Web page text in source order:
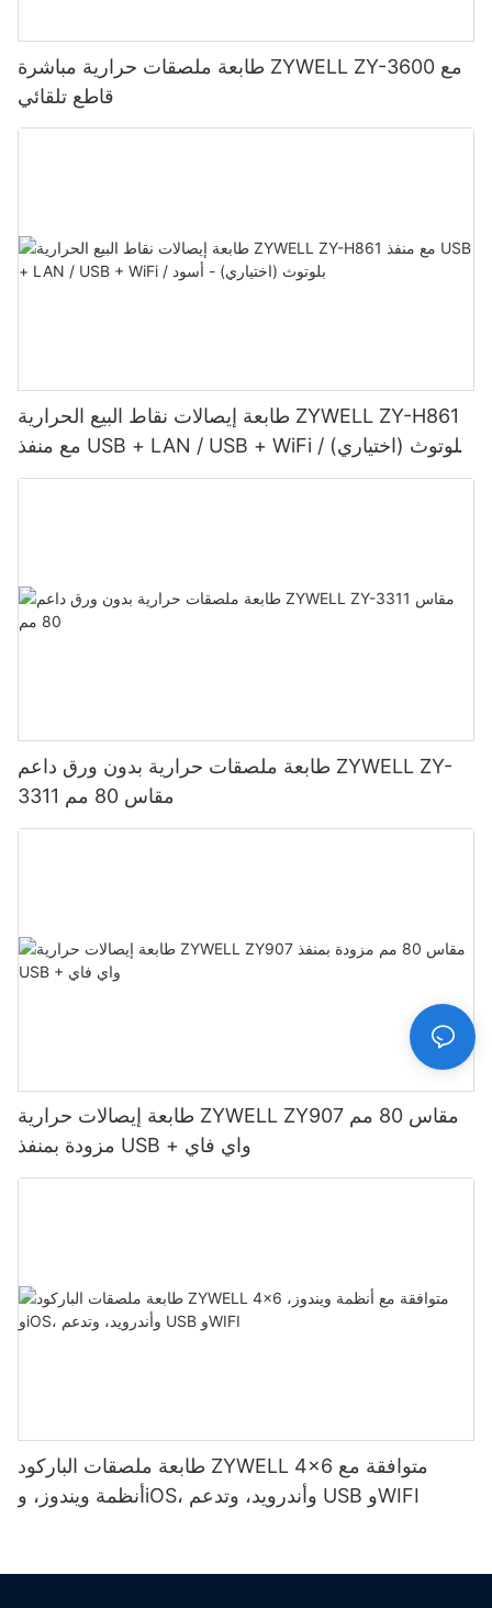
طابعة ملصقات حرارية مباشرة ZYWELL ZY-3600 مع
قاطع تلقائي
طابعة إيصالات نقاط البيع الحرارية ZYWELL ZY-H861
مع منفذ USB + LAN / USB + WiFi / بلوتوث (اختياري)
- أسود
طابعة ملصقات حرارية بدون ورق داعم ZYWELL ZY-
3311 مقاس 80 مم
طابعة إيصالات حرارية ZYWELL ZY907 مقاس 80 مم
مزودة بمنفذ USB + واي فاي
طابعة ملصقات الباركود ZYWELL 4x6 متوافقة مع
أنظمة ويندوز، وiOS، وأندرويد، وتدعم USB وWIFI